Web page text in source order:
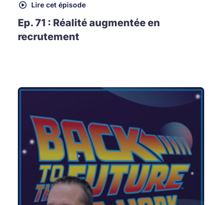
Lire cet épisode
Ep. 71 : Réalité augmentée en
recrutement